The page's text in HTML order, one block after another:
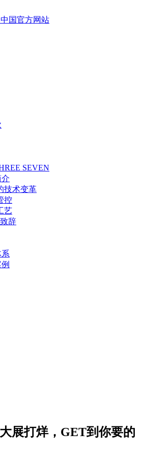
SEVEN
技术变革
控
艺
辞
展打烊，GET到你要的